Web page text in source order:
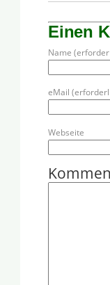
Einen
Name
eMail
Webseite